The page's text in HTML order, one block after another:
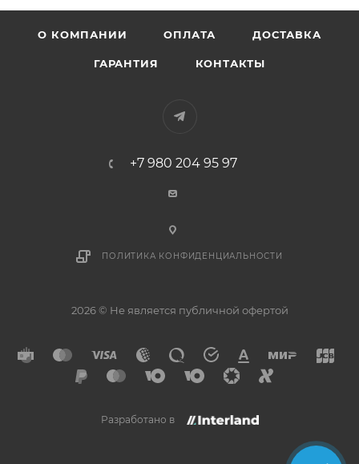
О КОМПАНИИ ОПЛАТА ДОСТАВКА
ГАРАНТИЯ КОНТАКТЫ
+7 980 204 95 97
ПОЛИТИКА КОНФИДЕНЦИАЛЬНОСТИ
2026 © Не является публичной офертой
Разработано в